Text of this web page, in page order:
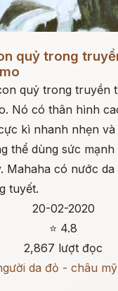
quỷ trong
quỷ trong truyền
Nó có thân hình
kì nhanh nhẹn và
thể dùng sức
Mahaha có nước
tuyết.
20-02-2020
⭐ 4.8
2,867 lượt đọc
da đỏ - châu